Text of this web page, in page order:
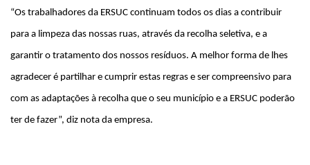
“Os trabalhadores da ERSUC continuam todos os dias a contribuir
para a limpeza das nossas ruas, através da recolha seletiva, e a
garantir o tratamento dos nossos resíduos. A melhor forma de lhes
agradecer é partilhar e cumprir estas regras e ser compreensivo para
com as adaptações à recolha que o seu município e a ERSUC poderão
ter de fazer”, diz nota da empresa.